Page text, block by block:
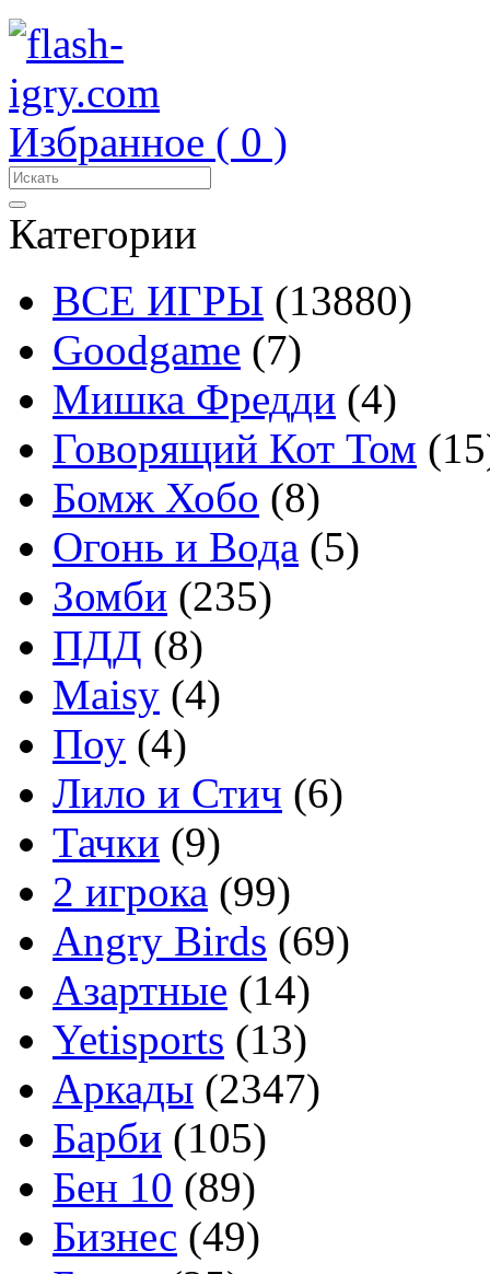
Избранное ( 0 )
Категории
ВСЕ ИГРЫ (13880)
Goodgame (7)
Мишка Фредди (4)
Говорящий Кот Том
Бомж Хобо (8)
Огонь и Вода (5)
Зомби (235)
ПДД (8)
Maisy (4)
Поу (4)
Лило и Стич (6)
Тачки (9)
2 игрока (99)
Angry Birds (69)
Азартные (14)
Yetisports (13)
Аркады (2347)
Барби (105)
Бен 10 (89)
Бизнес (49)